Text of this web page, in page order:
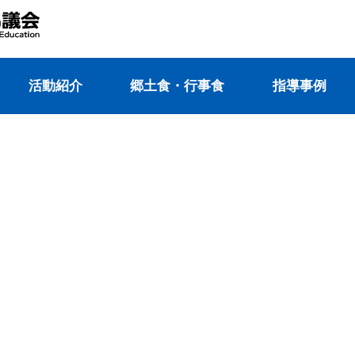
活動紹介 郷⼟⾷・⾏事⾷ 指導事例